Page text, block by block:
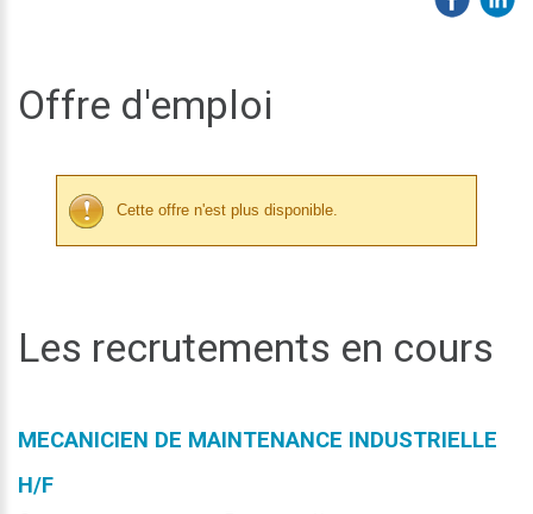
Offre d'emploi
Cette offre n'est plus disponible.
Les recrutements en cours
MECANICIEN DE MAINTENANCE INDUSTRIELLE
H/F